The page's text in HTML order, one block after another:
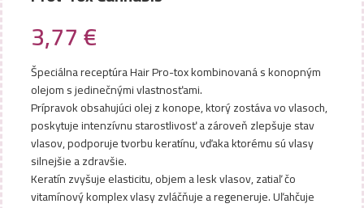
3,77€
Špeciálna receptúra Hair Pro-tox kombinovaná s konopným
olejom s jedinečnými vlastnosťami.
Prípravok obsahujúci olej z konope, ktorý zostáva vo vlasoch,
poskytuje intenzívnu starostlivosť a zároveň zlepšuje stav
vlasov, podporuje tvorbu keratínu, vďaka ktorému sú vlasy
silnejšie a zdravšie.
Keratín zvyšuje elasticitu, objem a lesk vlasov, zatiaľ čo
vitamínový komplex vlasy zvláčňuje a regeneruje. Uľahčuje